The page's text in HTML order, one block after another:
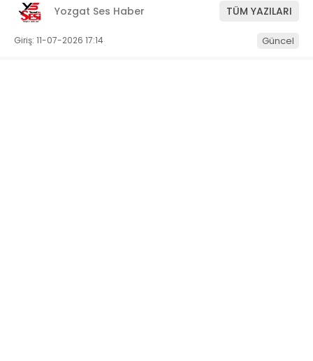
Yozgat Ses Haber TÜM YAZILARI
Giriş: 11-07-2026 17:14 Güncel